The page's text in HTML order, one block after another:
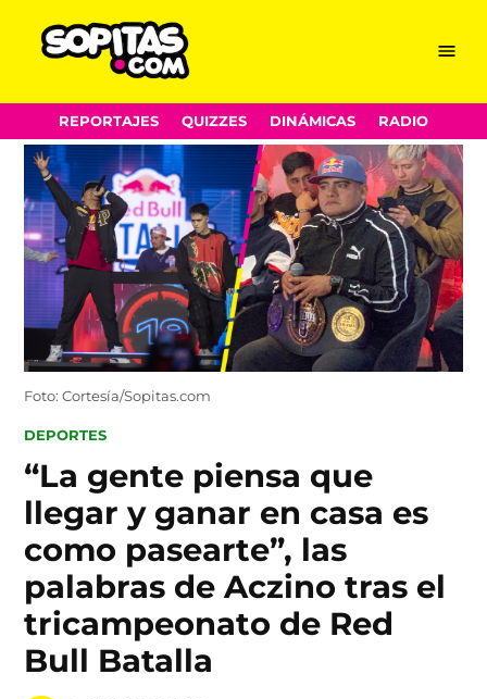
Skip
to
content
Menu
REPORTAJES QUIZZES DINÁMICAS RADIO
Foto: Cortesía/Sopitas.com
POSTED
DEPORTES
“La gente piensa que
llegar y ganar en casa es
como pasearte”, las
palabras de Aczino tras el
tricampeonato de Red
Bull Batalla